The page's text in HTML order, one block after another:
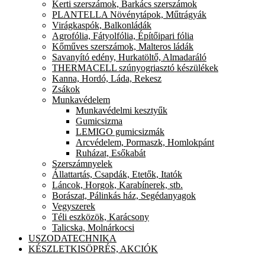
Kerti szerszámok, Barkács szerszámok
PLANTELLA Növénytápok, Műtrágyák
Virágkaspók, Balkonládák
Agrofólia, Fátyolfólia, Építőipari fólia
Kőműves szerszámok, Malteros ládák
Savanyító edény, Hurkatöltő, Almadaráló
THERMACELL szúnyogriasztó készülékek
Kanna, Hordó, Láda, Rekesz
Zsákok
Munkavédelem
Munkavédelmi kesztyűk
Gumicsizma
LEMIGO gumicsizmák
Arcvédelem, Pormaszk, Homlokpánt
Ruházat, Esőkabát
Szerszámnyelek
Állattartás, Csapdák, Etetők, Itatók
Láncok, Horgok, Karabínerek, stb.
Borászat, Pálinkás ház, Segédanyagok
Vegyszerek
Téli eszközök, Karácsony
Talicska, Molnárkocsi
USZODATECHNIKA
KÉSZLETKISÖPRÉS, AKCIÓK